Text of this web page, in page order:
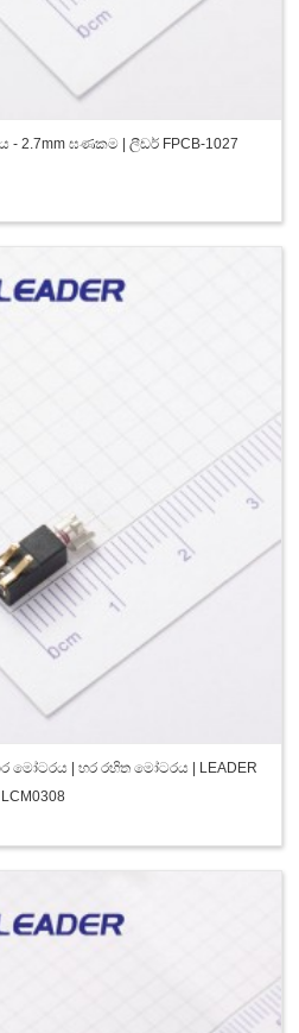
2.7mm ඝණකම | ලීඩර් FPCB-1027
මෝටරය | හර රහිත මෝටරය | LEADER
LCM0308